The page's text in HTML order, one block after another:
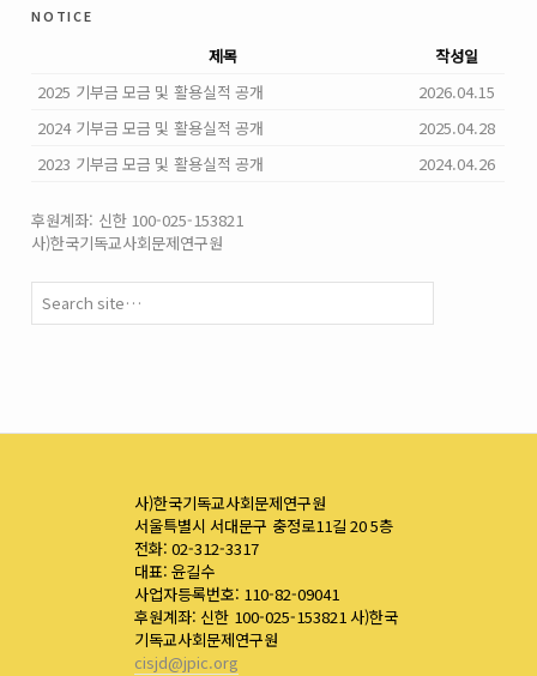
notice
제목
작성일
2025 기부금 모금 및 활용실적 공개
2026.04.15
2024 기부금 모금 및 활용실적 공개
2025.04.28
2023 기부금 모금 및 활용실적 공개
2024.04.26
후원계좌: 신한 100-025-153821
사)한국기독교사회문제연구원
사)한국기독교사회문제연구원
서울특별시 서대문구 충정로11길 20 5층
전화: 02-312-3317
대표: 윤길수
사업자등록번호: 110-82-09041
후원계좌: 신한 100-025-153821 사)한국
기독교사회문제연구원
cisjd@jpic.org